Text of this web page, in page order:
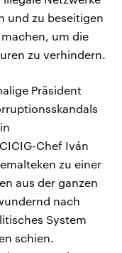
und zu beseitigen
um die
zu verhindern.
Präsident
Chef Iván
zu einer
aus der ganzen
nach
System
schien.